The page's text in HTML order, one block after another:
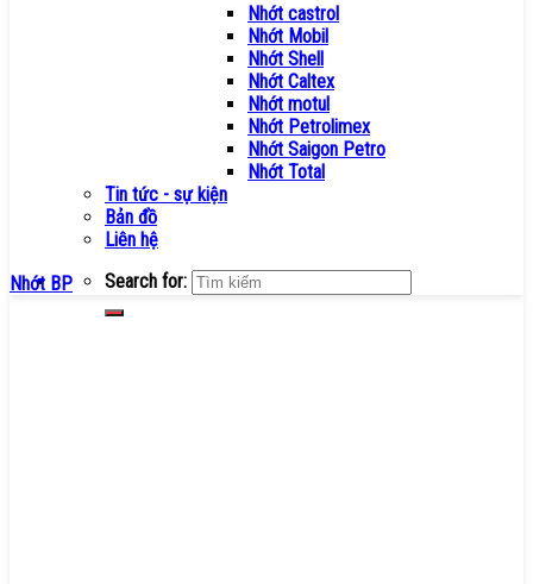
Nhớt castrol
Nhớt Mobil
Nhớt Shell
Nhớt Caltex
Nhớt motul
Nhớt Petrolimex
Nhớt Saigon Petro
Nhớt Total
Tin tức - sự kiện
Bản đồ
Liên hệ
Search for:
Nhớt BP